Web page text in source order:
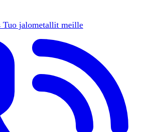
Tuo jalometallit meille